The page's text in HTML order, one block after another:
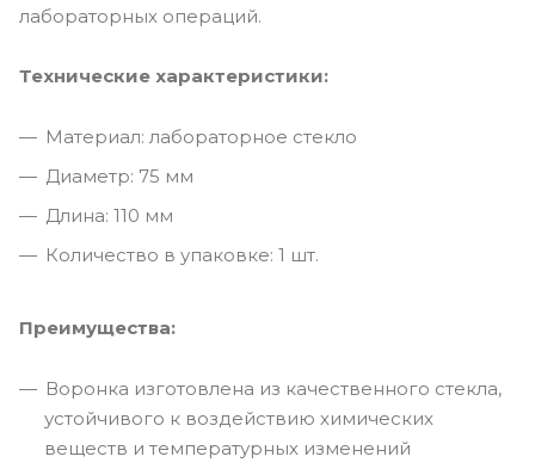
лабораторных операций.
Технические характеристики:
Материал: лабораторное стекло
Диаметр: 75 мм
Длина: 110 мм
Количество в упаковке: 1 шт.
Преимущества:
Воронка изготовлена из качественного стекла,
устойчивого к воздействию химических
веществ и температурных изменений